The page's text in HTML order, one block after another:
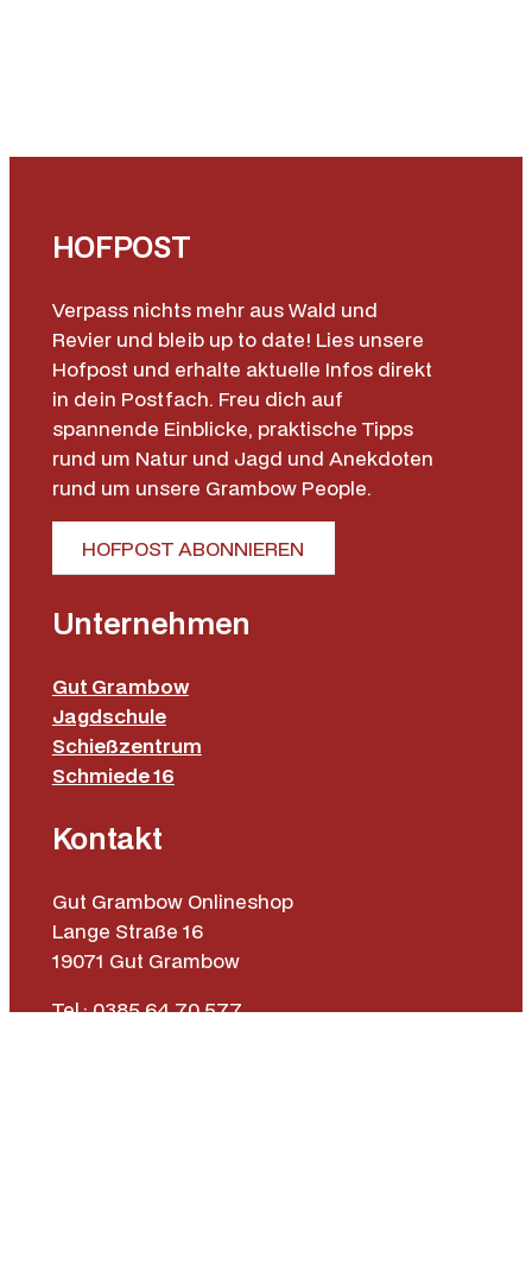
HOFPOST
Verpass nichts mehr aus Wald und
Revier und bleib up to date! Lies unsere
Hofpost und erhalte aktuelle Infos direkt
in dein Postfach. Freu dich auf
spannende Einblicke, praktische Tipps
rund um Natur und Jagd und Anekdoten
rund um unsere Grambow People.
HOFPOST ABONNIEREN
Unternehmen
Gut Grambow
Jagdschule
Schießzentrum
Schmiede 16
Kontakt
Gut Grambow Onlineshop
Lange Straße 16
19071 Gut Grambow
Tel.: 0385 64 70 577